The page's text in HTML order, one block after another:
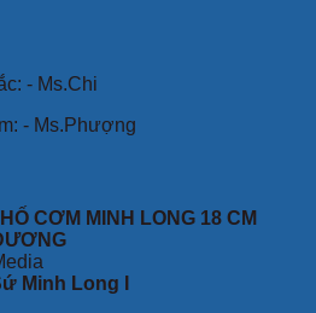
- Ms.Chi
- Ms.Phượng
CƠM MINH LONG 18 CM
Minh Long I